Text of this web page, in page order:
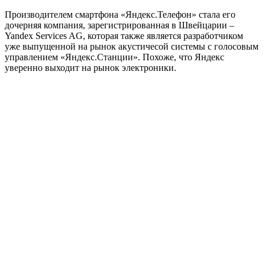
Производителем смартфона «Яндекс.Телефон» стала его
дочерняя компания, зарегистрированная в Швейцарии –
Yandex Services AG, которая также является разработчиком
уже выпущенной на рынок акустичесой системы с голосовым
управлением «Яндекс.Станции». Похоже, что Яндекс
уверенно выходит на рынок электроники.